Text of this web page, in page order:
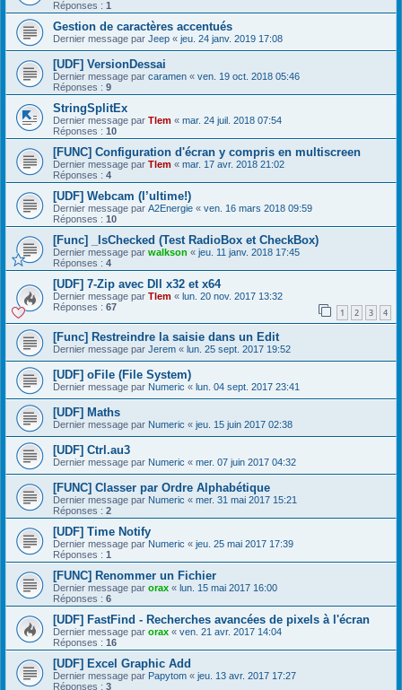
Réponses : 1
Gestion de caractères accentués
Dernier message par Jeep « jeu. 24 janv. 2019 17:08
[UDF] VersionDessai
Dernier message par caramen « ven. 19 oct. 2018 05:46
Réponses : 9
StringSplitEx
Dernier message par Tlem « mar. 24 juil. 2018 07:54
Réponses : 10
[FUNC] Configuration d'écran y compris en multiscreen
Dernier message par Tlem « mar. 17 avr. 2018 21:02
Réponses : 4
[UDF] Webcam (l’ultime!)
Dernier message par A2Energie « ven. 16 mars 2018 09:59
Réponses : 10
[Func] _IsChecked (Test RadioBox et CheckBox)
Dernier message par walkson « jeu. 11 janv. 2018 17:45
Réponses : 4
[UDF] 7-Zip avec Dll x32 et x64
Dernier message par Tlem « lun. 20 nov. 2017 13:32
Réponses : 67 1 2 3 4
[Func] Restreindre la saisie dans un Edit
Dernier message par Jerem « lun. 25 sept. 2017 19:52
[UDF] oFile (File System)
Dernier message par Numeric « lun. 04 sept. 2017 23:41
[UDF] Maths
Dernier message par Numeric « jeu. 15 juin 2017 02:38
[UDF] Ctrl.au3
Dernier message par Numeric « mer. 07 juin 2017 04:32
[FUNC] Classer par Ordre Alphabétique
Dernier message par Numeric « mer. 31 mai 2017 15:21
Réponses : 2
[UDF] Time Notify
Dernier message par Numeric « jeu. 25 mai 2017 17:39
Réponses : 1
[FUNC] Renommer un Fichier
Dernier message par orax « lun. 15 mai 2017 16:00
Réponses : 6
[UDF] FastFind - Recherches avancées de pixels à l'écran
Dernier message par orax « ven. 21 avr. 2017 14:04
Réponses : 16
[UDF] Excel Graphic Add
Dernier message par Papytom « jeu. 13 avr. 2017 17:27
Réponses : 3